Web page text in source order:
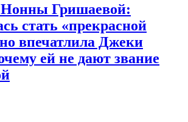
Нонны Гришаевой:
стать «прекрасной
впечатлила Джеки
ей не дают звание